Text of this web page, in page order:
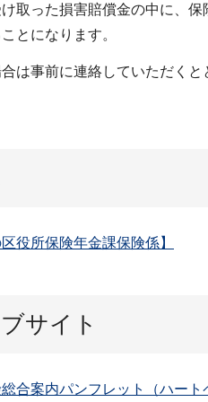
取った損害賠償金の中に、
とになります。
は事前に連絡していただく
役所保険年金課保険係】
サイト
合案内パンフレット（ハート